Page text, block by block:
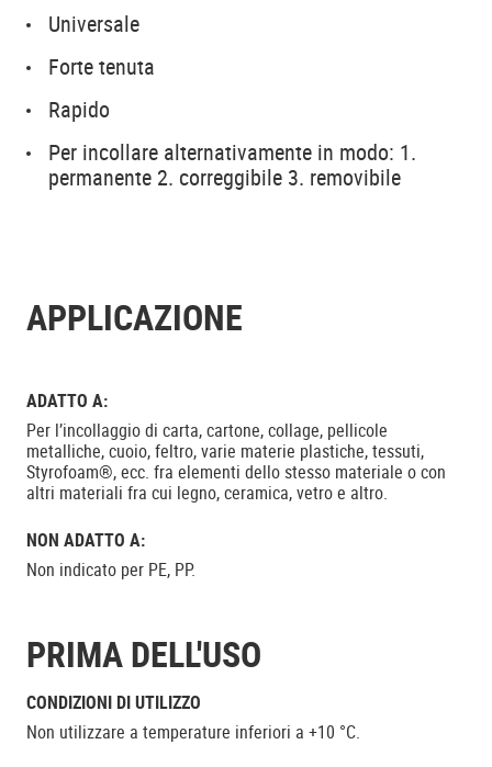
Universale
Forte tenuta
Rapido
Per incollare alternativamente in modo: 1.
permanente 2. correggibile 3. removibile
APPLICAZIONE
ADATTO A:
Per l’incollaggio di carta, cartone, collage, pellicole
metalliche, cuoio, feltro, varie materie plastiche, tessuti,
Styrofoam®, ecc. fra elementi dello stesso materiale o con
altri materiali fra cui legno, ceramica, vetro e altro.
NON ADATTO A:
Non indicato per PE, PP.
PRIMA DELL'USO
CONDIZIONI DI UTILIZZO
Non utilizzare a temperature inferiori a +10 °C.